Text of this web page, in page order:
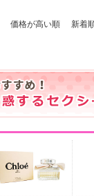
価格が高い順 新着